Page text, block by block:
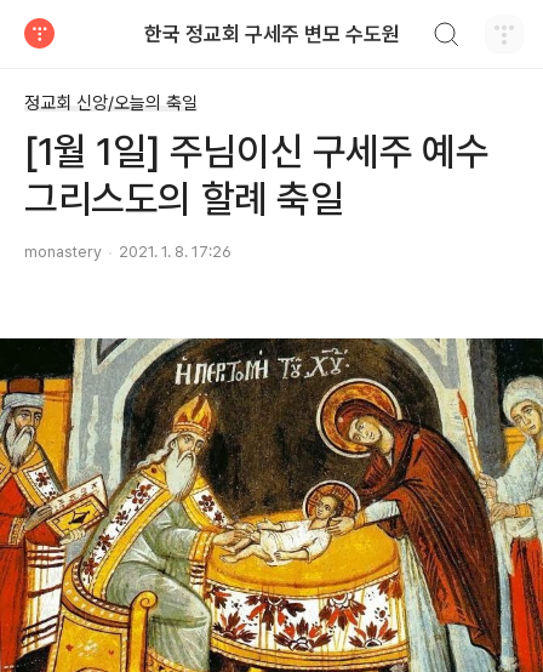
한국 정교회 구세주 변모 수도원
정교회 신앙/오늘의 축일
[1월 1일] 주님이신 구세주 예수
그리스도의 할례 축일
monastery 2021. 1. 8. 17:26